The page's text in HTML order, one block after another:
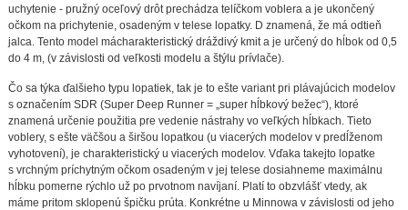
uchytenie - pružný oceľový drôt prechádza telíčkom voblera a je ukončený
očkom na prichytenie, osadeným v telese lopatky. D znamená, že má odtieň
jalca. Tento model mácharakteristický dráždivý kmit a je určený do hĺbok od 0,5
do 4 m, (v závislosti od veľkosti modelu a štýlu prívlače).
Čo sa týka ďalšieho typu lopatiek, tak je to ešte variant pri plávajúcich modelov
s označením SDR (Super Deep Runner = „super hĺbkový bežec“), ktoré
znamená určenie použitia pre vedenie nástrahy vo veľkých hĺbkach. Tieto
voblery, s ešte väčšou a širšou lopatkou (u viacerých modelov v predĺženom
vyhotovení), je charakteristický u viacerých modelov. Vďaka takejto lopatke
s vrchným príchytným očkom osadeným v jej telese dosiahneme maximálnu
hĺbku pomerne rýchlo už po prvotnom navíjaní. Platí to obzvlášť vtedy, ak
máme pritom sklopenú špičku prúta. Konkrétne u Minnowa v závislosti od jeho